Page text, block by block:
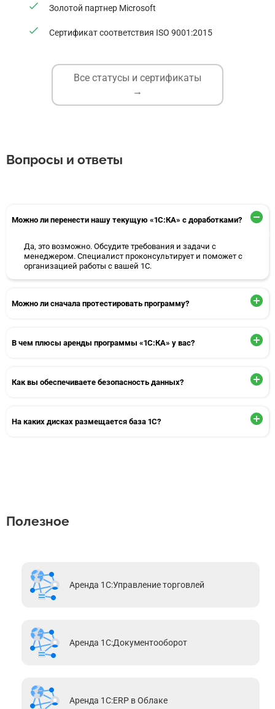
Золотой партнер Microsoft
Сертификат соответствия ISO 9001:2015
Все статусы и сертификаты
→
Вопросы и ответы
Можно ли перенести нашу текущую «1С:КА» с доработками?
Да, это возможно. Обсудите требования и задачи с
менеджером. Специалист проконсультирует и поможет с
организацией работы с вашей 1С.
Можно ли сначала протестировать программу?
В чем плюсы аренды программы «1С:КА» у вас?
Как вы обеспечиваете безопасность данных?
На каких дисках размещается база 1С?
Полезное
Аренда 1С:Управление торговлей
Аренда 1С:Документооборот
Аренда 1С:ERP в Облаке